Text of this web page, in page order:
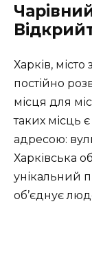
Харків, місто
постійно
місця для
таких місць
адресою:
Харківська
унікальний
об’єднує